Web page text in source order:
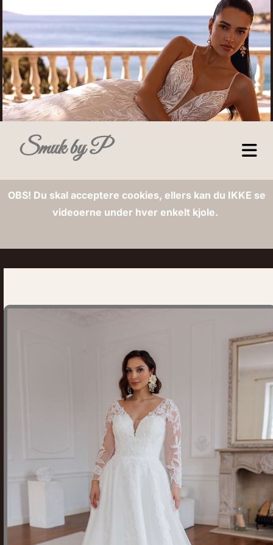
Smuk by P
OBS! Du skal acceptere cookies, ellers kan du IKKE se
videoerne under hver enkelt kjole.